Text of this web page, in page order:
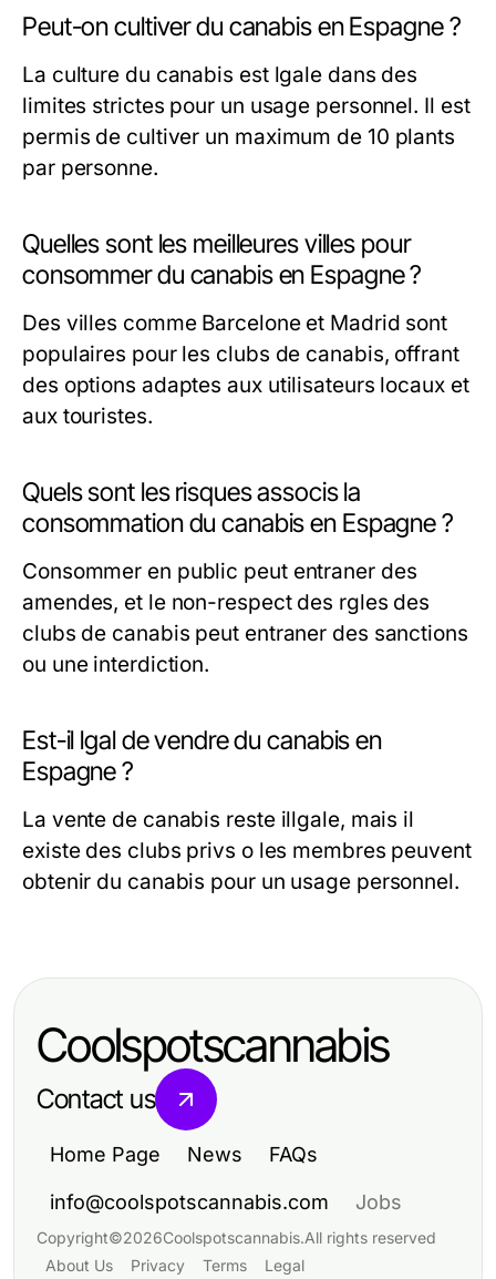
Peut-on cultiver du canabis en Espagne ?
La culture du canabis est lgale dans des
limites strictes pour un usage personnel. Il est
permis de cultiver un maximum de 10 plants
par personne.
Quelles sont les meilleures villes pour
consommer du canabis en Espagne ?
Des villes comme Barcelone et Madrid sont
populaires pour les clubs de canabis, offrant
des options adaptes aux utilisateurs locaux et
aux touristes.
Quels sont les risques associs la
consommation du canabis en Espagne ?
Consommer en public peut entraner des
amendes, et le non-respect des rgles des
clubs de canabis peut entraner des sanctions
ou une interdiction.
Est-il lgal de vendre du canabis en
Espagne ?
La vente de canabis reste illgale, mais il
existe des clubs privs o les membres peuvent
obtenir du canabis pour un usage personnel.
Coolspotscannabis
Contact us
Home Page News FAQs
info@coolspotscannabis.com Jobs
Copyright©2026Coolspotscannabis.All rights reserved
About Us
Privacy Terms Legal